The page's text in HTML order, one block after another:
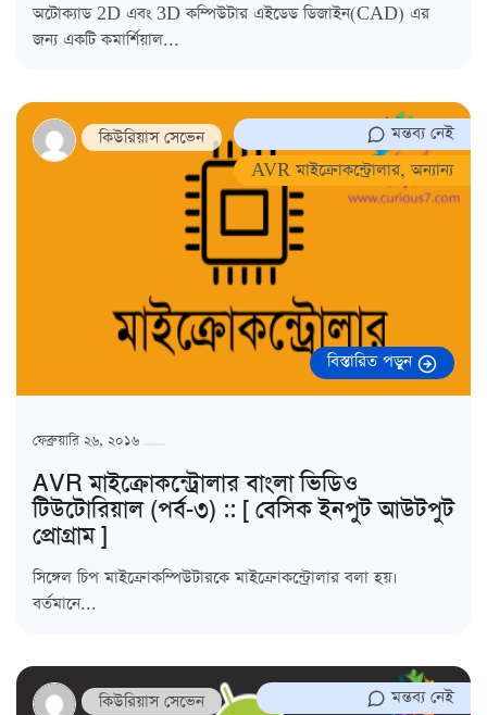
অটোক্যাড 2D এবং 3D কম্পিউটার এইডেড ডিজাইন(CAD) এর
জন্য একটি কমার্শিয়াল...
কিউরিয়াস সেভেন
মন্তব্য নেই
AVR মাইক্রোকন্ট্রোলার,অন্যান্য
বিস্তারিত পড়ুন
ফেব্রুয়ারি ২৬, ২০১৬
AVR মাইক্রোকন্ট্রোলার বাংলা ভিডিও
টিউটোরিয়াল (পর্ব-৩) :: [ বেসিক ইনপুট আউটপুট
প্রোগ্রাম ]
সিঙ্গেল চিপ মাইক্রোকম্পিউটারকে মাইক্রোকন্ট্রোলার বলা হয়।
বর্তমানে...
কিউরিয়াস সেভেন
মন্তব্য নেই